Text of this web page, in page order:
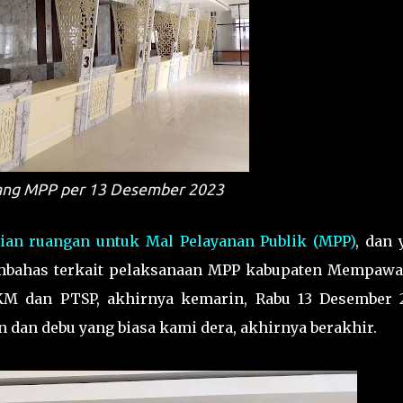
MPP per 13 Desember 2023
ruangan untuk Mal Pelayanan Publik (MPP), dan
terkait pelaksanaan MPP kabupaten
dan PTSP, akhirnya kemarin, Rabu 13 Desember
dan debu yang biasa kami dera, akhirnya berakhir.